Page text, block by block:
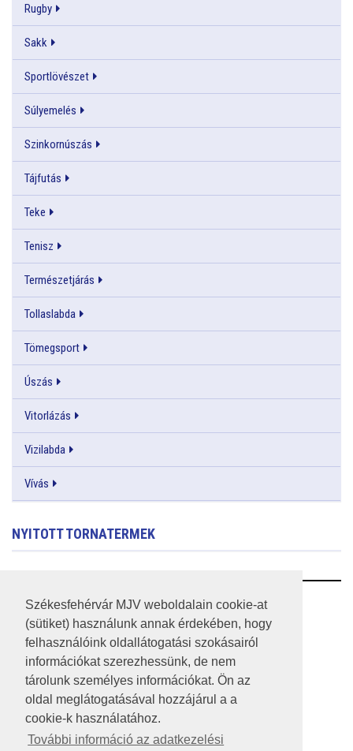
Székesfehérvár MJV weboldalain cookie-at
(sütiket) használunk annak érdekében, hogy
felhasználóink oldallátogatási szokásairól
információkat szerezhessünk, de nem
tárolunk személyes információkat. Ön az
oldal meglátogatásával hozzájárul a a
cookie-k használatához.
További információ az adatkezelési
Rugby
Sakk
Sportlövészet
Súlyemelés
Szinkornúszás
Tájfutás
Teke
Tenisz
Természetjárás
Tollaslabda
Tömegsport
Úszás
Vitorlázás
Vizilabda
Vívás
NYITOTT TORNATERMEK
RSS
A HONLAP 2017.03.31-I ÁLLAPOTA
JOGI NYILATKOZAT
IMPRESSZUM